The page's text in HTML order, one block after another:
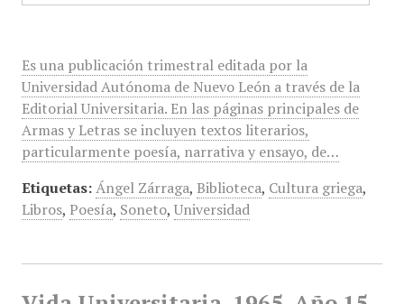
Es una publicación trimestral editada por la
Universidad Autónoma de Nuevo León a través de la
Editorial Universitaria. En las páginas principales de
Armas y Letras se incluyen textos literarios,
particularmente poesía, narrativa y ensayo, de…
Etiquetas: Ángel Zárraga, Biblioteca, Cultura griega,
Libros, Poesía, Soneto, Universidad